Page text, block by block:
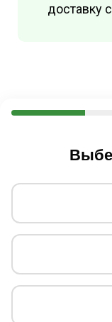
доставку